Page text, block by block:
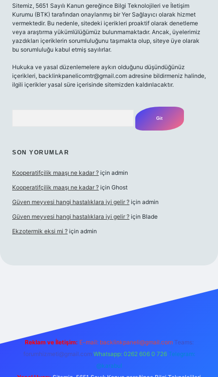
Sitemiz, 5651 Sayılı Kanun gereğince Bilgi Teknolojileri ve İletişim
Kurumu (BTK) tarafından onaylanmış bir Yer Sağlayıcı olarak hizmet
vermektedir. Bu nedenle, sitedeki içerikleri proaktif olarak denetleme
veya araştırma yükümlülüğümüz bulunmamaktadır. Ancak, üyelerimiz
yazdıkları içeriklerin sorumluluğunu taşımakta olup, siteye üye olarak
bu sorumluluğu kabul etmiş sayılırlar.
Hukuka ve yasal düzenlemelere aykırı olduğunu düşündüğünüz
içerikleri, backlinkpanelicomtr@gmail.com adresine bildirmeniz halinde,
ilgili içerikler yasal süre içerisinde sitemizden kaldırılacaktır.
SON YORUMLAR
Kooperatifçilik maaşı ne kadar ? için admin
Kooperatifçilik maaşı ne kadar ? için Ghost
Güven meyvesi hangi hastalıklara iyi gelir ? için admin
Güven meyvesi hangi hastalıklara iyi gelir ? için Blade
Ekzotermik eksi mi ? için admin
Reklam ve İletişim: E-mail: backlinkpaneli@gmail.com Teams:
forumhizmeti@gmail.com Whatsapp: 0262 606 0 726 Telegram:
@karabul